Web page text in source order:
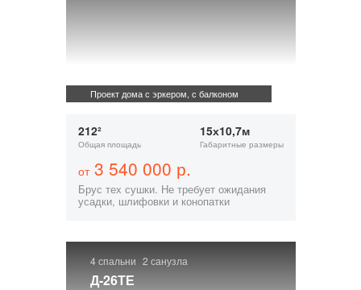
Проект дома с эркером, с балконом
212²
Общая площадь
15х10,7м
Габаритные размеры
от3 540 000 р.
Брус тех сушки. Не требует ожидания
усадки, шлифовки и конопатки
4 спальни 2 санузла
Д-26ТЕ